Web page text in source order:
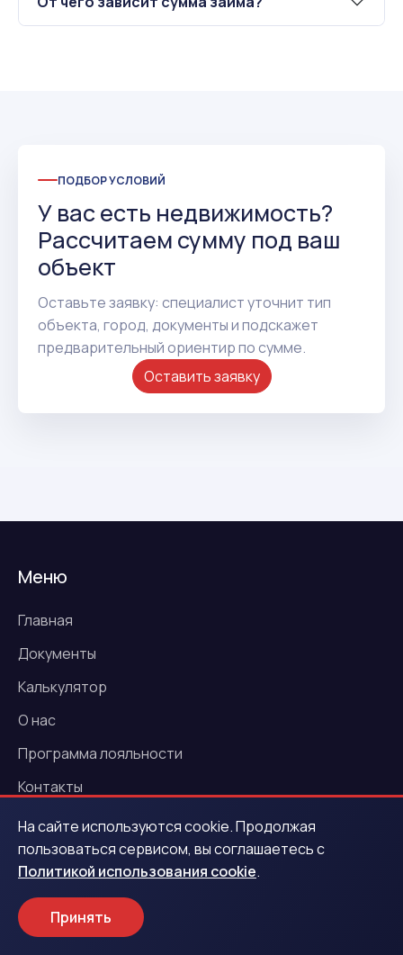
ПОДБОР УСЛОВИЙ
У вас есть недвижимость?
Рассчитаем сумму под ваш
объект
Оставьте заявку: специалист уточнит тип
объекта, город, документы и подскажет
предварительный ориентир по сумме.
Оставить заявку
Меню
Главная
Документы
Калькулятор
О нас
Программа лояльности
Контакты
Новости
Акции
Услуги
На сайте используются cookie. Продолжая
пользоваться сервисом, вы соглашаетесь с
Политикой использования cookie.
Принять